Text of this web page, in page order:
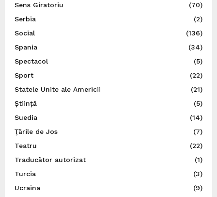
Sens Giratoriu
(70)
Serbia
(2)
Social
(136)
Spania
(34)
Spectacol
(5)
Sport
(22)
Statele Unite ale Americii
(21)
Știință
(5)
Suedia
(14)
Ţările de Jos
(7)
Teatru
(22)
Traducător autorizat
(1)
Turcia
(3)
Ucraina
(9)